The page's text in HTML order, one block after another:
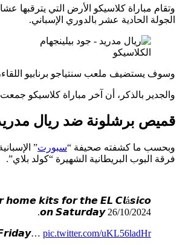
الجولة الحادية عشر بالدوري الإسباني.
الكلاسيكو
وسوف يستضيف ملعب سنتياجو برنابيو
والجدير بالذكر، أن آخر مباراة كلاسيكو
قميص برشلونة ضد ريال
وبحسب ما كشفته صحيفة “سبورت”
فرقة البوب البريطانية الشهيرة “كولد بلاي”.
𝙠𝙞𝙩𝙨 𝙛𝙤𝙧 𝙩𝙝𝙚 𝙀𝙇 𝘾𝙡á𝙨𝙞𝙘𝙤
𝙤𝙣 𝙎𝙖𝙩𝙪𝙧𝙙𝙖𝙮 26/10/2024.
pic.twitter.com/uKL56ladHr